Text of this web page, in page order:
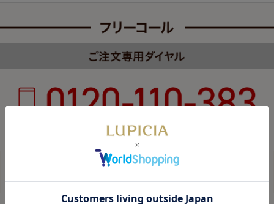
カスタマーハラスメントについて